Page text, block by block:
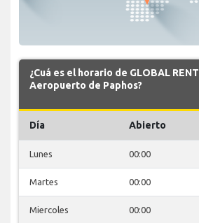
¿Cuá es el horario de GLOBAL
Aeropuerto de Paphos?
Día Abierto
Lunes 00:00
Martes 00:00
Miercoles 00:00